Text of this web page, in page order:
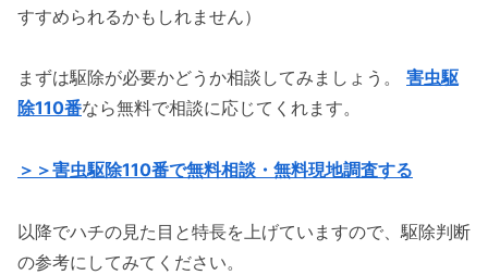
すすめられるかもしれません）
まずは駆除が必要かどうか相談してみましょう。 害虫駆
除110番なら無料で相談に応じてくれます。
＞＞害虫駆除110番で無料相談・無料現地調査する
以降でハチの見た目と特長を上げていますので、駆除判断
の参考にしてみてください。